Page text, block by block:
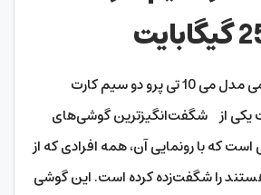
گوشی موبایل شیائومی مدل می 10 تی پرو دو سیم کارت
گیگابایت یکی از شگفت‌انگیزترین گوشی‌های
است که با رونمایی آن، همه افرادی که از
را شگفت‌زده کرده است. این گوشی